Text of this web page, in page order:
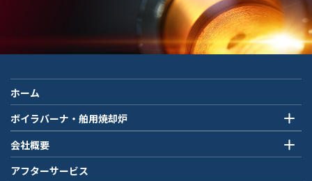
ホーム
ボイラバーナ・舶用焼却炉
会社概要
アフターサービス